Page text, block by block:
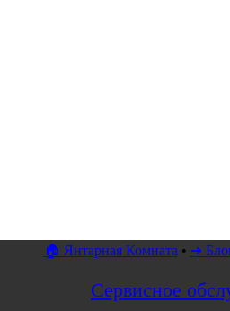
🏠 Янтарная Комната • ➜
Сервисное